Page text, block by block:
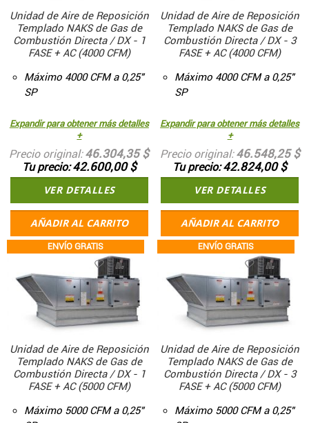
Unidad de Aire de Reposición
Templado NAKS de Gas de
Combustión Directa / DX - 1
FASE + AC (4000 CFM)
Máximo 4000 CFM a 0,25"
SP
Expandir para obtener más detalles
+
Precio original 46.304,35 $
Tu precio 42.600,00 $
VER DETALLES
AÑADIR AL CARRITO
Unidad de Aire de Reposición
Templado NAKS de Gas de
Combustión Directa / DX - 3
FASE + AC (4000 CFM)
Máximo 4000 CFM a 0,25"
SP
Expandir para obtener más detalles
+
Precio original 46.548,25 $
Tu precio 42.824,00 $
VER DETALLES
AÑADIR AL CARRITO
ENVÍO GRATIS
Unidad de Aire de Reposición
Templado NAKS de Gas de
Combustión Directa / DX - 1
FASE + AC (5000 CFM)
Máximo 5000 CFM a 0,25"
ENVÍO GRATIS
Unidad de Aire de Reposición
Templado NAKS de Gas de
Combustión Directa / DX - 3
FASE + AC (5000 CFM)
Máximo 5000 CFM a 0,25"